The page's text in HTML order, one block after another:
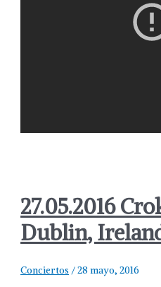
27.05.2016
Dublin,
Conciertos /28 mayo, 2016